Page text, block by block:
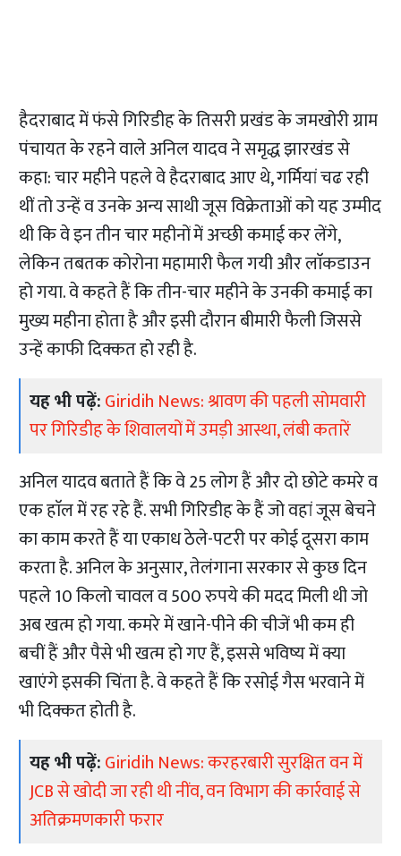
हैदराबाद में फंसे गिरिडीह के तिसरी प्रखंड के जमखोरी ग्राम
पंचायत के रहने वाले अनिल यादव ने समृद्ध झारखंड से
कहा: चार महीने पहले वे हैदराबाद आए थे, गर्मियां चढ रही
थीं तो उन्हें व उनके अन्य साथी जूस विक्रेताओं को यह उम्मीद
थी कि वे इन तीन चार महीनों में अच्छी कमाई कर लेंगे,
लेकिन तबतक कोरोना महामारी फैल गयी और लाॅकडाउन
हो गया. वे कहते हैं कि तीन-चार महीने के उनकी कमाई का
मुख्य महीना होता है और इसी दौरान बीमारी फैली जिससे
उन्हें काफी दिक्कत हो रही है.
यह भी पढ़ें:Giridih News: श्रावण की पहली सोमवारी
पर गिरिडीह के शिवालयों में उमड़ी आस्था, लंबी कतारें
अनिल यादव बताते हैं कि वे 25 लोग हैं और दो छोटे कमरे व
एक हाॅल में रह रहे हैं. सभी गिरिडीह के हैं जो वहां जूस बेचने
का काम करते हैं या एकाध ठेले-पटरी पर कोई दूसरा काम
करता है. अनिल के अनुसार, तेलंगाना सरकार से कुछ दिन
पहले 10 किलो चावल व 500 रुपये की मदद मिली थी जो
अब खत्म हो गया. कमरे में खाने-पीने की चीजें भी कम ही
बचीं हैं और पैसे भी खत्म हो गए हैं, इससे भविष्य में क्या
खाएंगे इसकी चिंता है. वे कहते हैं कि रसोई गैस भरवाने में
भी दिक्कत होती है.
यह भी पढ़ें:Giridih News: करहरबारी सुरक्षित वन में
JCB से खोदी जा रही थी नींव, वन विभाग की कार्रवाई से
अतिक्रमणकारी फरार